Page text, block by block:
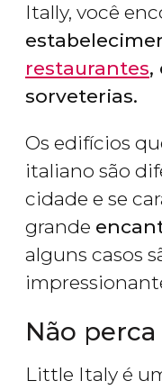
Itally, você
restaurantes,
sorveterias.
Os edifícios
italiano são
cidade e se
grande
alguns casos
Não perca
Little Italy é